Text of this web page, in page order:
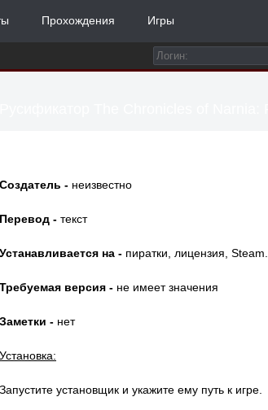
Прохождения Игры
Создатель - неизвестно
Перевод - текст
Устанавливается на - пиратки, лицензия, Steam.
Требуемая версия - не имеет значения
Заметки - нет
Установка:
Запустите установщик и укажите ему путь к игре.